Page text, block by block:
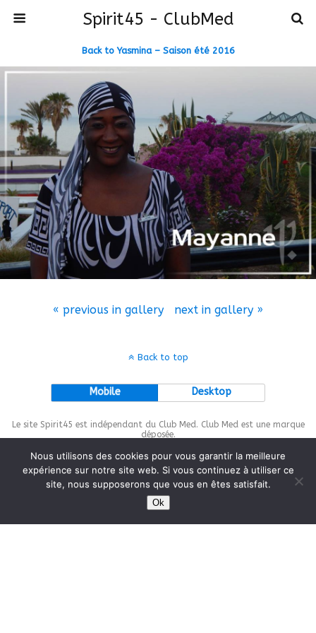
Spirit45 - ClubMed
Back to Yasmina – Saison été 2016
« previous in gallery next in gallery »
Back to top
Mobile Desktop
Le site Spirit45 est indépendant du Club Med. Club Med est une marque
déposée.
This site is protected bywp-copyrightpro.com
Nous utilisons des cookies pour vous garantir la meilleure
expérience sur notre site web. Si vous continuez à utiliser ce
site, nous supposerons que vous en êtes satisfait.
Ok